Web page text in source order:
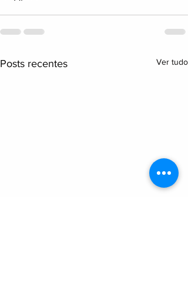
Posts recentes Ver tudo